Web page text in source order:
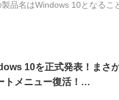
品名はWindows 10となるこ
10を正式発表！まさ
トメニュー復活！…